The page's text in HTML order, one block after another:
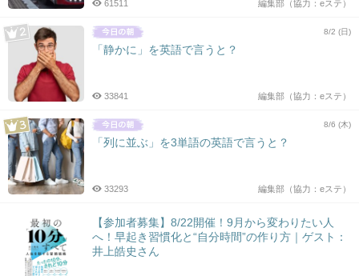
編集部（協力：eステ）
61511
8/2 (日)
「静かに」を英語で言うと？
編集部（協力：eステ）
33841
8/6 (木)
「列に並ぶ」を3単語の英語で言うと？
編集部（協力：eステ）
33293
【参加者募集】8/22開催！9月から変わりたい人
へ！早起き習慣化と“自分時間”の作り方｜ゲスト：
井上皓史さん